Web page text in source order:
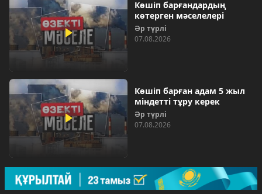
Көшіп барғандардың
көтерген мәселелері
Әр түрлі
07.08.2026
Көшіп барған адам 5 жыл
міндетті тұру керек
Әр түрлі
07.08.2026